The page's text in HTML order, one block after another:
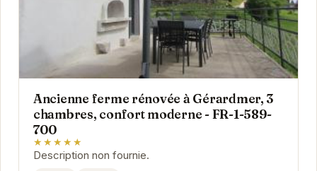
Ancienne ferme rénovée à Gérardmer, 3
chambres, confort moderne - FR-1-589-
700
★★★★★
Description non fournie.